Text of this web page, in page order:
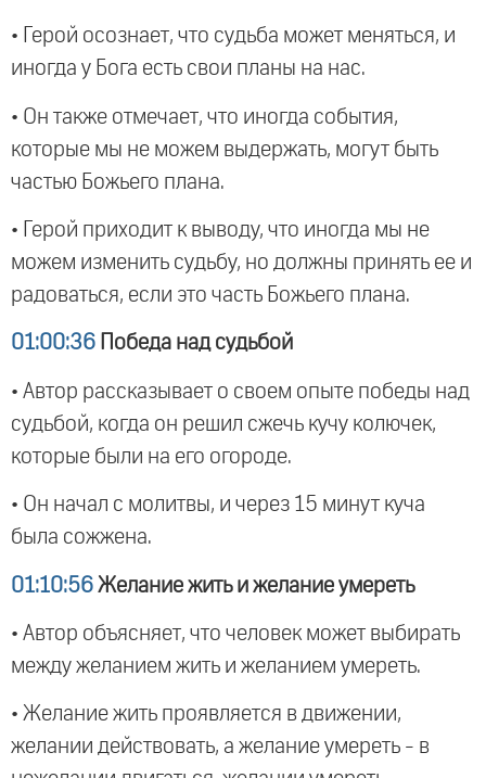
• Герой осознает, что судьба может меняться, и
иногда у Бога есть свои планы на нас.
• Он также отмечает, что иногда события,
которые мы не можем выдержать, могут быть
частью Божьего плана.
• Герой приходит к выводу, что иногда мы не
можем изменить судьбу, но должны принять ее и
радоваться, если это часть Божьего плана.
01:00:36 Победа над судьбой
• Автор рассказывает о своем опыте победы над
судьбой, когда он решил сжечь кучу колючек,
которые были на его огороде.
• Он начал с молитвы, и через 15 минут куча
была сожжена.
01:10:56 Желание жить и желание умереть
• Автор объясняет, что человек может выбирать
между желанием жить и желанием умереть.
• Желание жить проявляется в движении,
желании действовать, а желание умереть - в